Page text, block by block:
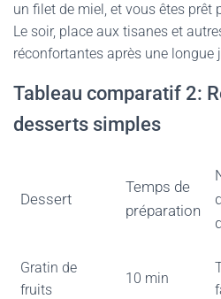
un filet de miel, et vous êtes prêt
Le soir, place aux tisanes et
réconfortantes après une longue
Tableau comparatif 2:
desserts simples
Dessert
Temps de
préparation
Gratin de
fruits
10 min